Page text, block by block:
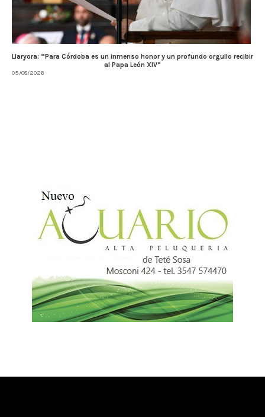
Llaryora: “Para Córdoba es un inmenso honor y un profundo orgullo recibir
al Papa León XIV”
05/08/2026